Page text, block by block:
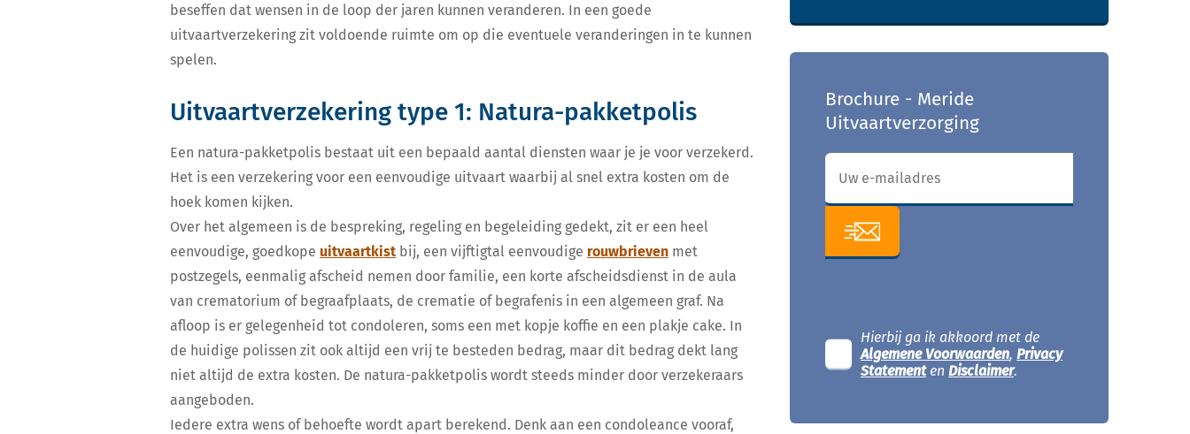
beseffen dat wensen in de loop der jaren kunnen veranderen. In een goede
uitvaartverzekering zit voldoende ruimte om op die eventuele veranderingen in te kunnen
spelen.
Uitvaartverzekering type 1: Natura-pakketpolis
Een natura-pakketpolis bestaat uit een bepaald aantal diensten waar je je voor verzekerd.
Het is een verzekering voor een eenvoudige uitvaart waarbij al snel extra kosten om de
hoek komen kijken.
Over het algemeen is de bespreking, regeling en begeleiding gedekt, zit er een heel
eenvoudige, goedkope uitvaartkist bij, een vijftigtal eenvoudige rouwbrieven met
postzegels, eenmalig afscheid nemen door familie, een korte afscheidsdienst in de aula
van crematorium of begraafplaats, de crematie of begrafenis in een algemeen graf. Na
afloop is er gelegenheid tot condoleren, soms een met kopje koffie en een plakje cake. In
de huidige polissen zit ook altijd een vrij te besteden bedrag, maar dit bedrag dekt lang
niet altijd de extra kosten. De natura-pakketpolis wordt steeds minder door verzekeraars
aangeboden.
Iedere extra wens of behoefte wordt apart berekend. Denk aan een condoleance vooraf,
Brochure - Meride
Uitvaartverzorging
Hierbij ga ik akkoord met de
Algemene Voorwaarden, Privacy
Statement en Disclaimer.